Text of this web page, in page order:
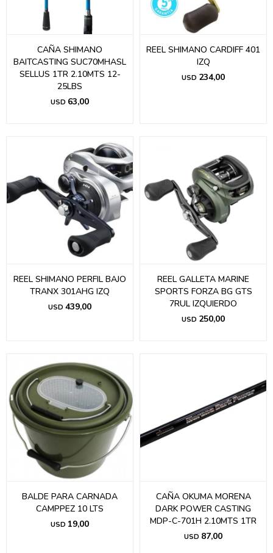
CAÑA SHIMANO
BAITCASTING SUC70MHASL
SELLUS 1TR 2.10MTS 12-
25LBS
USD 63,00
REEL SHIMANO CARDIFF 401
IZQ
USD 234,00
REEL SHIMANO PERFIL BAJO
TRANX 301AHG IZQ
USD 439,00
REEL GALLETA MARINE
SPORTS FORZA BG GTS
7RUL IZQUIERDO
USD 250,00
BALDE PARA CARNADA
CAMPPEZ 10 LTS
USD 19,00
CAÑA OKUMA MORENA
DARK POWER CASTING
MDP-C-701H 2.10MTS 1TR
USD 87,00